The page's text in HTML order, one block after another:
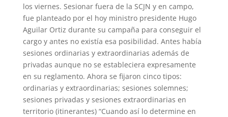
los viernes. Sesionar fuera de la SCJN y en campo,
fue planteado por el hoy ministro presidente Hugo
Aguilar Ortiz durante su campaña para conseguir el
cargo y antes no existía esa posibilidad. Antes había
sesiones ordinarias y extraordinarias además de
privadas aunque no se estableciera expresamente
en su reglamento. Ahora se fijaron cinco tipos:
ordinarias y extraordinarias; sesiones solemnes;
sesiones privadas y sesiones extraordinarias en
territorio (itinerantes) “Cuando así lo determine en